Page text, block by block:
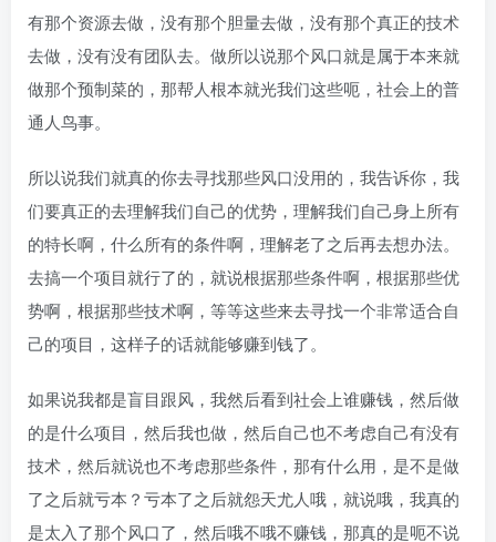
有那个资源去做，没有那个胆量去做，没有那个真正的技术
去做，没有没有团队去。做所以说那个风口就是属于本来就
做那个预制菜的，那帮人根本就光我们这些呃，社会上的普
通人鸟事。
所以说我们就真的你去寻找那些风口没用的，我告诉你，我
们要真正的去理解我们自己的优势，理解我们自己身上所有
的特长啊，什么所有的条件啊，理解老了之后再去想办法。
去搞一个项目就行了的，就说根据那些条件啊，根据那些优
势啊，根据那些技术啊，等等这些来去寻找一个非常适合自
己的项目，这样子的话就能够赚到钱了。
如果说我都是盲目跟风，我然后看到社会上谁赚钱，然后做
的是什么项目，然后我也做，然后自己也不考虑自己有没有
技术，然后就说也不考虑那些条件，那有什么用，是不是做
了之后就亏本？亏本了之后就怨天尤人哦，就说哦，我真的
是太入了那个风口了，然后哦不哦不赚钱，那真的是呃不说